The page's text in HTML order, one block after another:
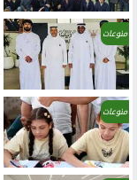
منوعات
منوعات